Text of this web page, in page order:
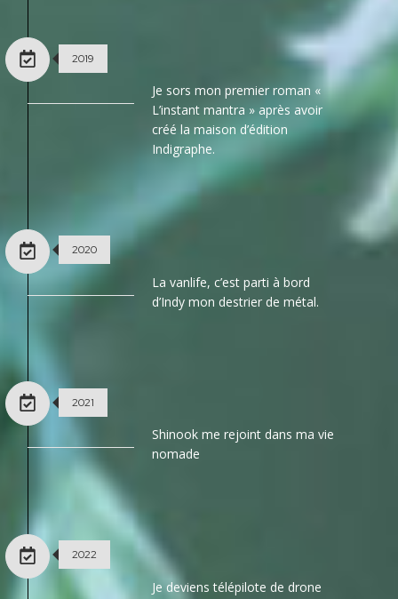
Je sors mon premier roman «
L’instant mantra » après avoir
créé la maison d’édition
Indigraphe.
2019
La vanlife, c’est parti à bord
d’Indy mon destrier de métal.
2020
Shinook me rejoint dans ma vie
nomade
2021
Je deviens télépilote de drone
2022